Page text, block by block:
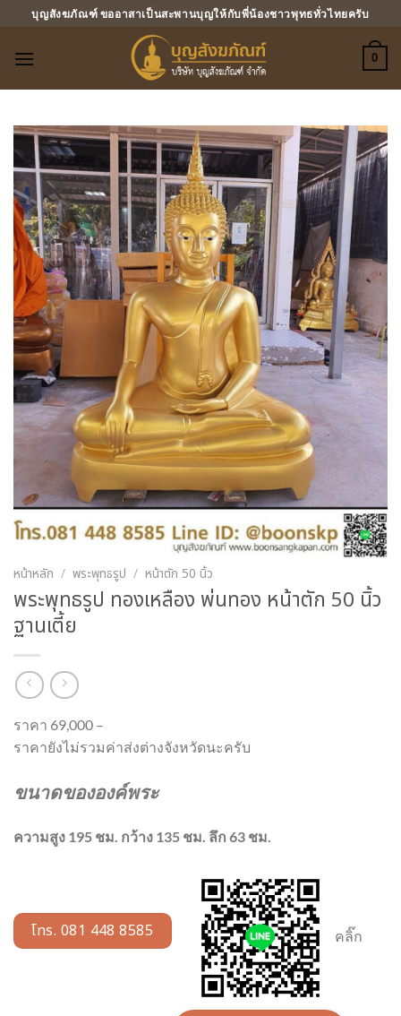
บุญสังฆภัณฑ์ ขออาสาเป็นสะพานบุญให้กับพี่น้องชาวพุทธทั่วไทยครับ
0
หน้าหลัก / พระพุทธรูป / หน้าตัก 50 นิ้ว
พระพุทธรูป ทองเหลือง พ่นทอง หน้าตัก 50 นิ้ว
ฐานเตี้ย
ราคา 69,000 –
ราคายังไม่รวมค่าส่งต่างจังหวัดนะครับ
ขนาดขององค์พระ
ความสูง 195 ชม. กว้าง 135 ชม. ลึก 63 ชม.
โทร. 081 448 8585 คลิ๊ก